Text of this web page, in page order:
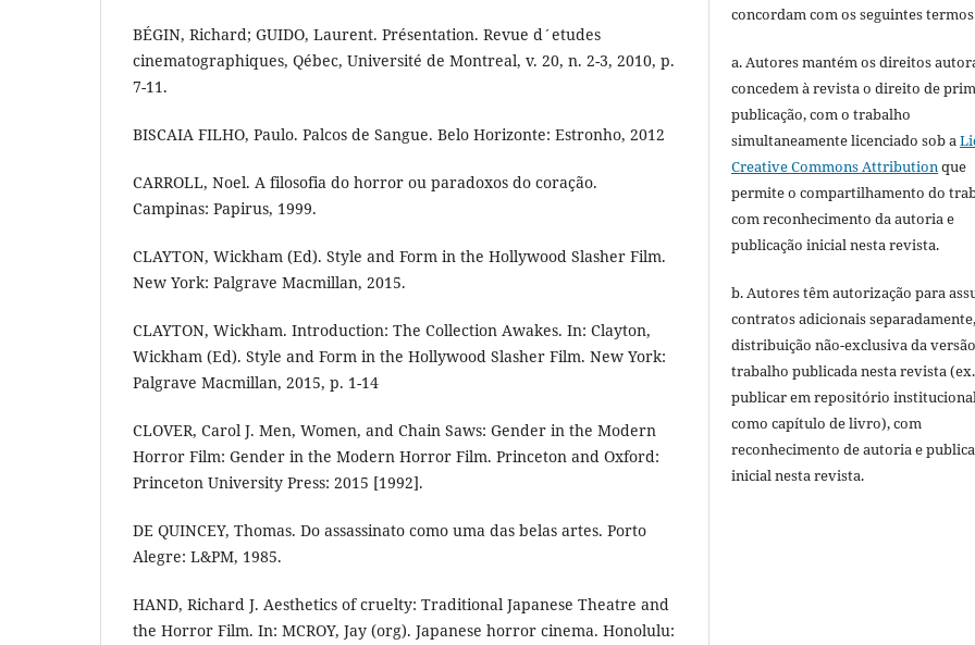
BÉGIN, Richard; GUIDO, Laurent. Présentation. Revue d´etudes
cinematographiques, Qébec, Université de Montreal, v. 20, n. 2-3, 2010, p.
7-11.
BISCAIA FILHO, Paulo. Palcos de Sangue. Belo Horizonte: Estronho, 2012
CARROLL, Noel. A filosofia do horror ou paradoxos do coração.
Campinas: Papirus, 1999.
CLAYTON, Wickham (Ed). Style and Form in the Hollywood Slasher Film.
New York: Palgrave Macmillan, 2015.
CLAYTON, Wickham. Introduction: The Collection Awakes. In: Clayton,
Wickham (Ed). Style and Form in the Hollywood Slasher Film. New York:
Palgrave Macmillan, 2015, p. 1-14
CLOVER, Carol J. Men, Women, and Chain Saws: Gender in the Modern
Horror Film: Gender in the Modern Horror Film. Princeton and Oxford:
Princeton University Press: 2015 [1992].
DE QUINCEY, Thomas. Do assassinato como uma das belas artes. Porto
Alegre: L&PM, 1985.
HAND, Richard J. Aesthetics of cruelty: Traditional Japanese Theatre and
the Horror Film. In: MCROY, Jay (org). Japanese horror cinema. Honolulu:
concordam com os seguintes
a. Autores mantém os direitos
concedem à revista o direito de
publicação, com o trabalho
simultaneamente licenciado sob a
Creative Commons Attributionque
permite o compartilhamento do
com reconhecimento da autoria e
publicação inicial nesta revista.
b. Autores têm autorização para
contratos adicionais
distribuição não-exclusiva da
trabalho publicada nesta revista
publicar em repositório
como capítulo de livro), com
reconhecimento de autoria e
inicial nesta revista.